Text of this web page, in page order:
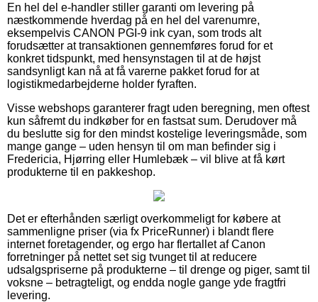
En hel del e-handler stiller garanti om levering på
næstkommende hverdag på en hel del varenumre,
eksempelvis CANON PGI-9 ink cyan, som trods alt
forudsætter at transaktionen gennemføres forud for et
konkret tidspunkt, med hensynstagen til at de højst
sandsynligt kan nå at få varerne pakket forud for at
logistikmedarbejderne holder fyraften.
Visse webshops garanterer fragt uden beregning, men oftest
kun såfremt du indkøber for en fastsat sum. Derudover må
du beslutte sig for den mindst kostelige leveringsmåde, som
mange gange – uden hensyn til om man befinder sig i
Fredericia, Hjørring eller Humlebæk – vil blive at få kørt
produkterne til en pakkeshop.
Det er efterhånden særligt overkommeligt for købere at
sammenligne priser (via fx PriceRunner) i blandt flere
internet foretagender, og ergo har flertallet af Canon
forretninger på nettet set sig tvunget til at reducere
udsalgspriserne på produkterne – til drenge og piger, samt til
voksne – betragteligt, og endda nogle gange yde fragtfri
levering.